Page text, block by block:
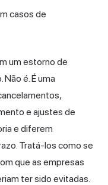
casos de
um estorno de
é. É uma
e ajustes de
e diferem
Tratá-los como se
que as empresas
ter sido evitadas.